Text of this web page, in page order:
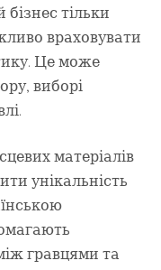
бізнес тільки
враховувати
Це може
виборі
матеріалів
унікальність
гравцями та